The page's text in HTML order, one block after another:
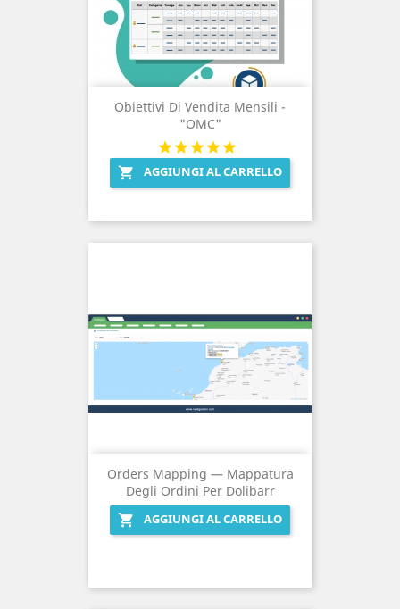
Obiettivi Di Vendita Mensili -
"OMC"
 AGGIUNGI AL CARRELLO
Orders Mapping — Mappatura
Degli Ordini Per Dolibarr

AGGIUNGI AL CARRELLO